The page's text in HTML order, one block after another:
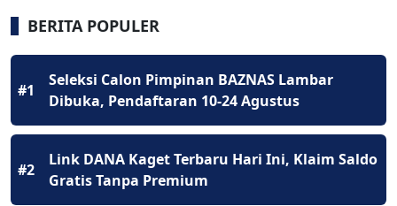
BERITA POPULER
#1
Seleksi Calon Pimpinan BAZNAS Lambar
Dibuka, Pendaftaran 10-24 Agustus
#2
Link DANA Kaget Terbaru Hari Ini, Klaim Saldo
Gratis Tanpa Premium